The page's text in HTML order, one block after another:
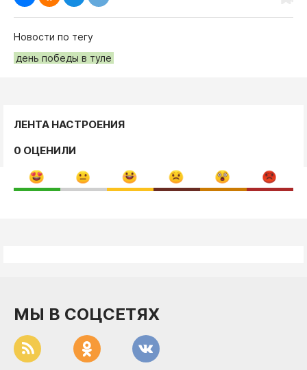
Новости по тегу
день победы в туле
ЛЕНТА НАСТРОЕНИЯ
0 ОЦЕНИЛИ
МЫ В СОЦСЕТЯХ